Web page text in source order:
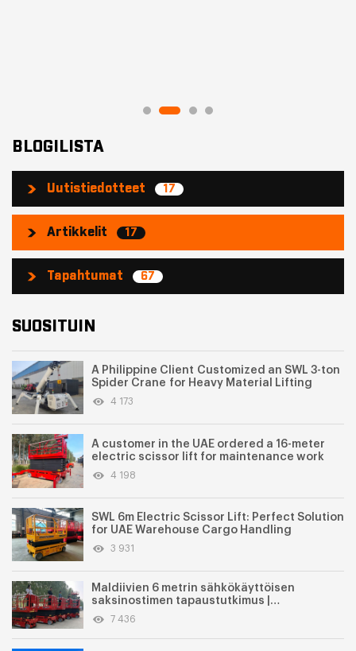
BLOGILISTA
Uutistiedotteet 17
Artikkelit 17
Tapahtumat 67
SUOSITUIN
A Philippine Client Customized an SWL 3-ton
Spider Crane for Heavy Material Lifting
4 173
A customer in the UAE ordered a 16-meter
electric scissor lift for maintenance work
4 198
SWL 6m Electric Scissor Lift: Perfect Solution
for UAE Warehouse Cargo Handling
3 931
Maldiivien 6 metrin sähkökäyttöisen
saksinostimen tapaustutkimus |
SWGTJZ0608 Itseliikkuva saksinostin
elintarviketeollisuudessa
7 436